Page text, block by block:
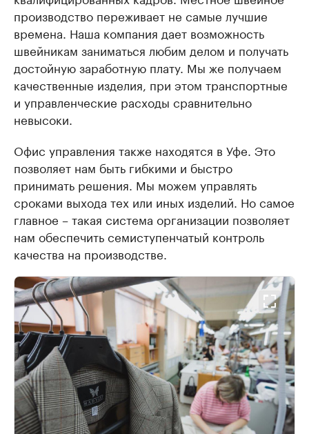
производство переживает не самые лучшие
времена. Наша компания дает возможность
швейникам заниматься любим делом и получать
достойную заработную плату. Мы же получаем
качественные изделия, при этом транспортные
и управленческие расходы сравнительно
невысоки.
Офис управления также находятся в Уфе. Это
позволяет нам быть гибкими и быстро
принимать решения. Мы можем управлять
сроками выхода тех или иных изделий. Но самое
главное – такая система организации позволяет
нам обеспечить семиступенчатый контроль
качества на производстве.